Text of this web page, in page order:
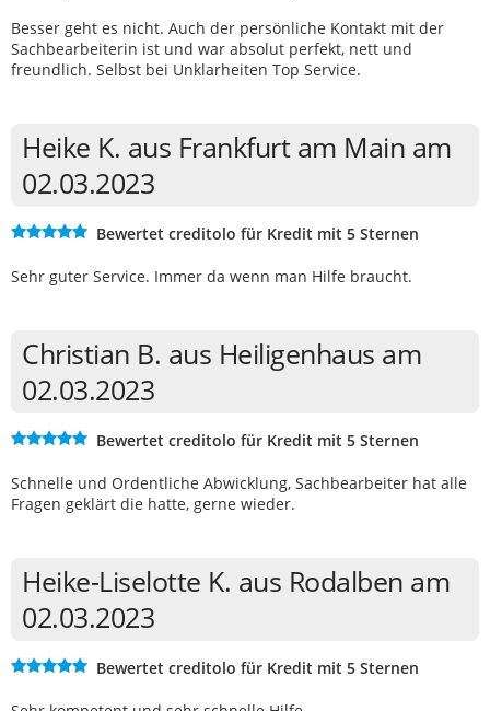
Besser geht es nicht. Auch der persönliche Kontakt mit der
Sachbearbeiterin ist und war absolut perfekt, nett und
freundlich. Selbst bei Unklarheiten Top Service.
Heike K. aus Frankfurt am Main am
02.03.2023
Bewertet creditolo für Kredit mit 5 Sternen
Sehr guter Service. Immer da wenn man Hilfe braucht.
Christian B. aus Heiligenhaus am
02.03.2023
Bewertet creditolo für Kredit mit 5 Sternen
Schnelle und Ordentliche Abwicklung, Sachbearbeiter hat alle
Fragen geklärt die hatte, gerne wieder.
Heike-Liselotte K. aus Rodalben am
02.03.2023
Bewertet creditolo für Kredit mit 5 Sternen